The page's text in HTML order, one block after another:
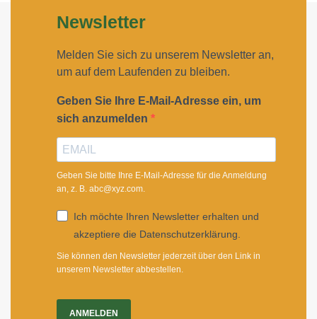
Newsletter
Melden Sie sich zu unserem Newsletter an,
um auf dem Laufenden zu bleiben.
Geben Sie Ihre E-Mail-Adresse ein, um
sich anzumelden
Geben Sie bitte Ihre E-Mail-Adresse für die Anmeldung
an, z. B. abc@xyz.com.
Ich möchte Ihren Newsletter erhalten und
akzeptiere die Datenschutzerklärung.
Sie können den Newsletter jederzeit über den Link in
unserem Newsletter abbestellen.
ANMELDEN